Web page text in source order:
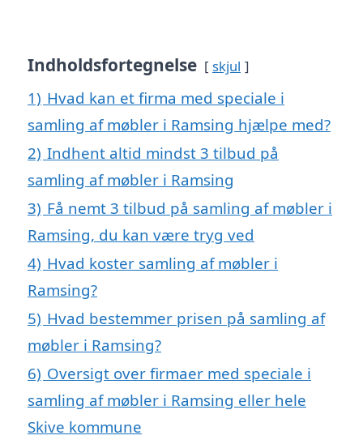
Indholdsfortegnelse skjul
1) Hvad kan et firma med speciale i
samling af møbler i Ramsing hjælpe med?
2) Indhent altid mindst 3 tilbud på
samling af møbler i Ramsing
3) Få nemt 3 tilbud på samling af møbler i
Ramsing, du kan være tryg ved
4) Hvad koster samling af møbler i
Ramsing?
5) Hvad bestemmer prisen på samling af
møbler i Ramsing?
6) Oversigt over firmaer med speciale i
samling af møbler i Ramsing eller hele
Skive kommune